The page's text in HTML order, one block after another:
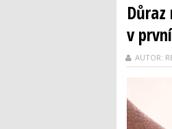
v
AUTOR: